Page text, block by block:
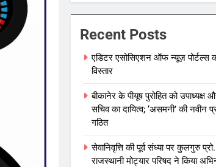
Recent Posts
एडिटर एसोसिएशन ऑफ न्यूज़ पोर्टल्स
विस्तार
बीकानेर के पीयूष पुरोहित को
सचिव का दायित्व; ‘असमनी’ की नवीन
गठित
सेवानिवृत्ति की पूर्व संध्या पर कुलगुरु
राजस्थानी मोट्यार परिषद ने किया